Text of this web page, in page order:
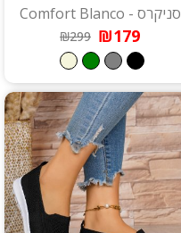
סניקרס - Comfort Blanco
₪179
₪299